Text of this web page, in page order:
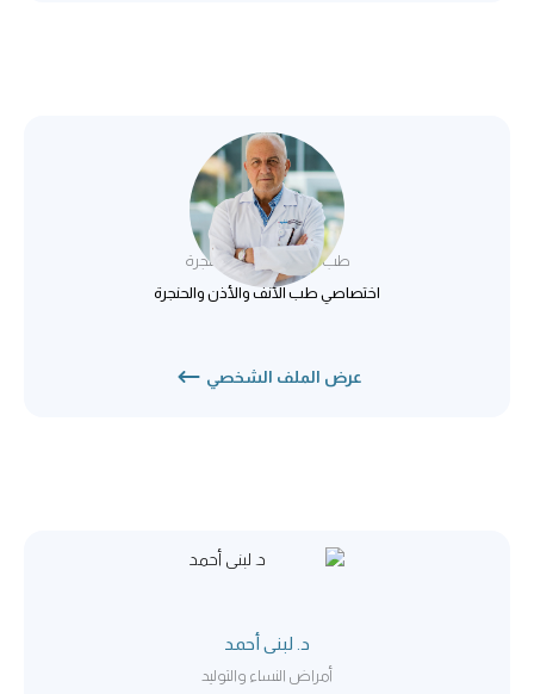
د. سعد أبودان
طب الأنف والأذن والحنجرة
اختصاصي طب الأنف والأذن والحنجرة
عرض الملف الشخصي
د. لبنى أحمد
أمراض النساء والتوليد